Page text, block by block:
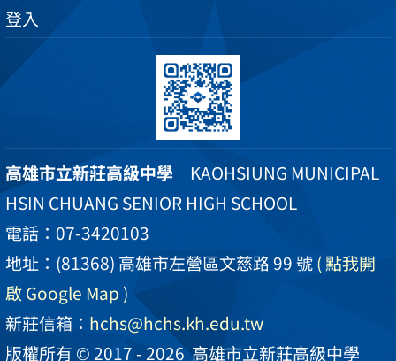
登入
高雄市立新莊高級中學 KAOHSIUNG MUNICIPAL
HSIN CHUANG SENIOR HIGH SCHOOL
電話：07-3420103
地址：(81368) 高雄市左營區文慈路 99 號( 點我開
啟 Google Map )
新莊信箱： hchs@hchs.kh.edu.tw
版權所有 © 2017 - 2026高雄市立新莊高級中學